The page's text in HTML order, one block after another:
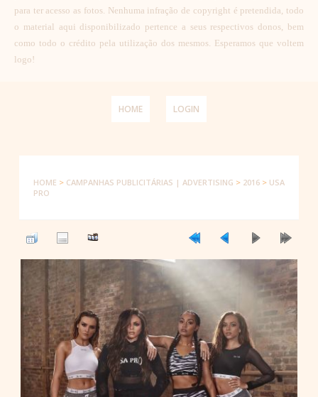
para ter acesso as fotos. Nenhuma infração de copyright é pretendida, todo
o material aqui disponibilizado pertence a seus respectivos donos, bem
como todo o crédito pela utilização dos mesmos. Esperamos que voltem
logo!
HOME LOGIN
HOME > CAMPANHAS PUBLICITÁRIAS | ADVERTISING > 2016 > USA
PRO